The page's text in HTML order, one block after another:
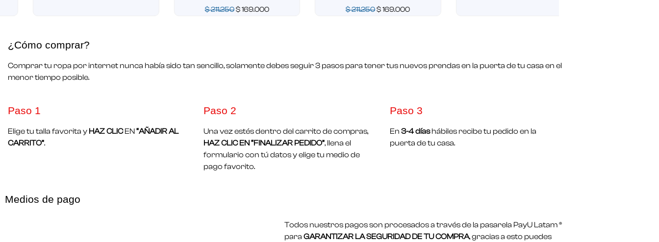
211.250$169.000 211.250$169.000
¿Cómo comprar?
Comprar tu ropa por internet nunca había sido tan sencillo, solamente debes seguir 3 pasos para tener tus nuevos prendas en la puerta de tu casa en el
menor tiempo posible.
Paso 1​
Elige tu talla favorita y HAZ CLICEN“AÑADIR AL
CARRITO”.
Paso 2
Una vez estés dentro del carrito de compras,
HAZ CLIC EN “FINALIZAR PEDIDO”, llena el
formulario con tú datos y elige tu medio de
pago favorito.
Paso 3
En 3-4 díashábiles recibe tu pedido en la
puerta de tu casa.
Medios de pago
Todos nuestros pagos son procesados a través de la pasarela PayU Latam ®
para GARANTIZAR LA SEGURIDAD DE TU COMPRA, gracias a esto puedes